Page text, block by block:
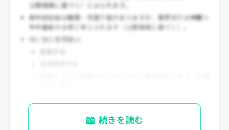
公開情報に基づく）とみられます。
新卒初任給は職種・学歴で差がありますが、業界内では中堅〜
やや高めの水準と考えられます（公開情報に基づく）。
特に施工管理職は、
📖 続きを読む